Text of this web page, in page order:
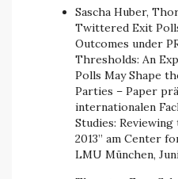
Sascha Huber,
Twittered Exit
Outcomes under
Thresholds: An
Polls May Shape
Parties – Paper
internationalen
Studies:
2013” am Center
LMU München,